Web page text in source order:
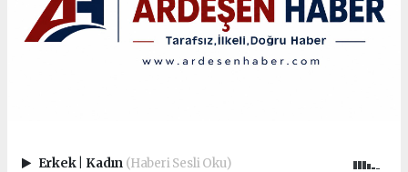
Erkek Kadın (Haberi Sesli Oku)